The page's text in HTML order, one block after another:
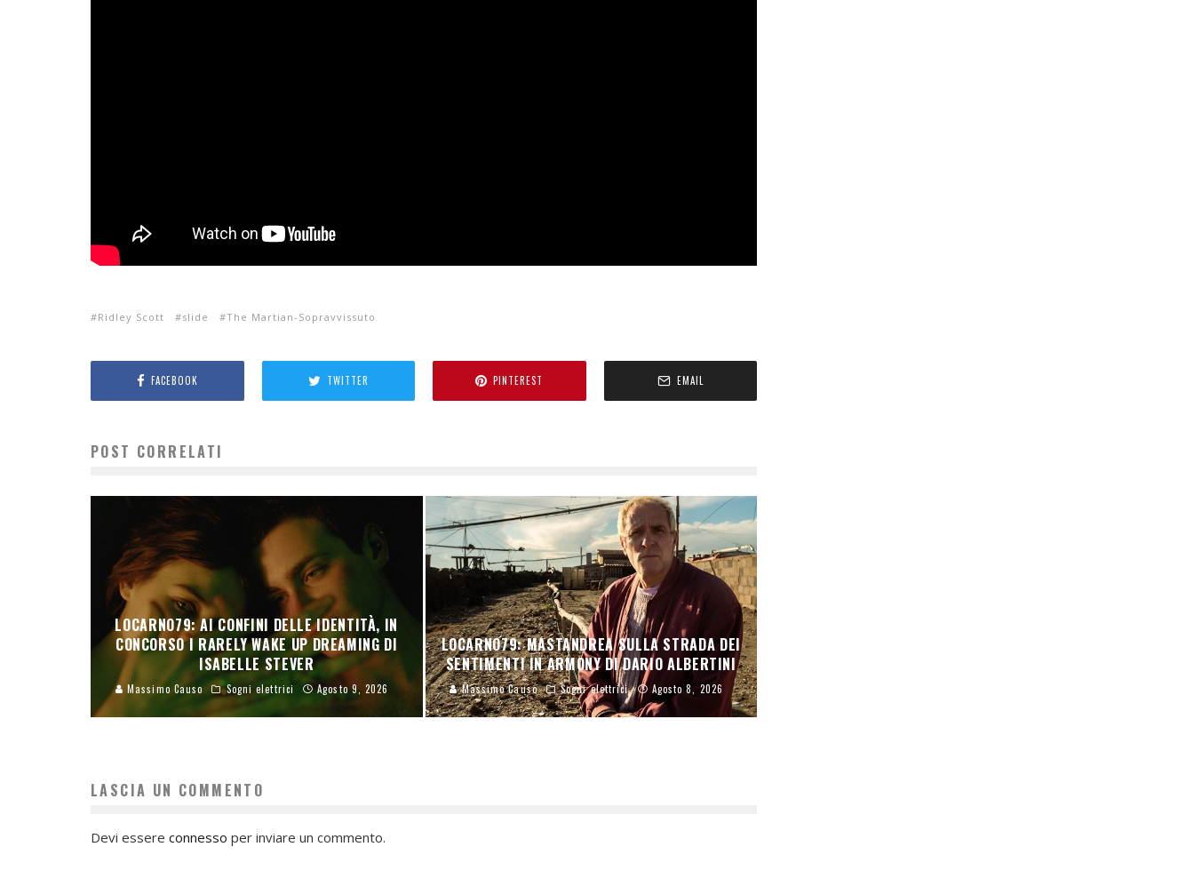
Ridley Scott slide The Martian-­Sopravvissuto
FACEBOOK TWITTER PINTEREST EMAIL
POST CORRELATI
LOCARNO79: AI CONFINI DELLE IDENTITÀ, IN
CONCORSO I RARELY WAKE UP DREAMING DI
ISABELLE STEVER
Massimo Causo Sogni elettrici Agosto 9, 2026
LOCARNO79: MASTANDREA SULLA STRADA DEI
SENTIMENTI IN ARMONY DI DARIO ALBERTINI
Massimo Causo Sogni elettrici Agosto 8, 2026
LASCIA UN COMMENTO
Devi essere connesso per inviare un commento.